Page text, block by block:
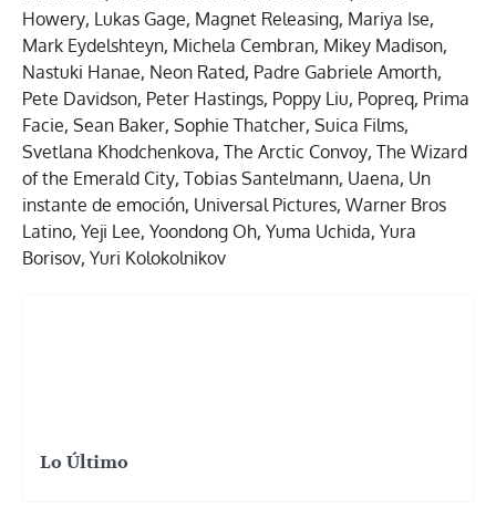
Howery, Lukas Gage, Magnet Releasing, Mariya Ise,
Mark Eydelshteyn, Michela Cembran, Mikey Madison,
Nastuki Hanae, Neon Rated, Padre Gabriele Amorth,
Pete Davidson, Peter Hastings, Poppy Liu, Popreq, Prima
Facie, Sean Baker, Sophie Thatcher, Suica Films,
Svetlana Khodchenkova, The Arctic Convoy, The Wizard
of the Emerald City, Tobias Santelmann, Uaena, Un
instante de emoción, Universal Pictures, Warner Bros
Latino, Yeji Lee, Yoondong Oh, Yuma Uchida, Yura
Borisov, Yuri Kolokolnikov
Lo Último